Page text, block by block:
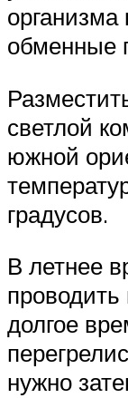
обменные
светлой
южной
градусов.
В летнее
долгое
нужно